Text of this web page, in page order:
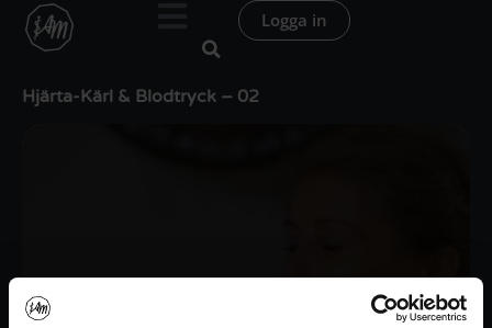
Hoppa
Logga in
Hjärta-Kärl & Blodtryck – 02